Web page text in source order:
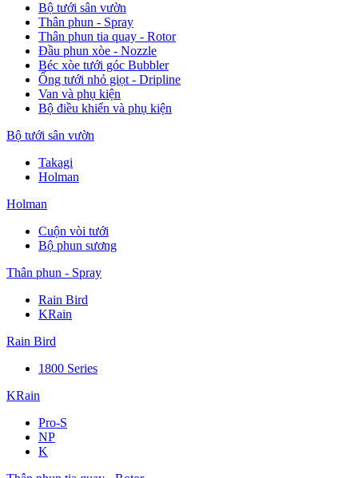
Bộ tưới sân vườn
Thân phun - Spray
Thân phun tia quay - Rotor
Đầu phun xòe - Nozzle
Béc xòe tưới góc Bubbler
Ống tưới nhỏ giọt - Dripline
Van và phụ kiện
Bộ điều khiển và phụ kiện
Bộ tưới sân vườn
Takagi
Holman
Holman
Cuộn vòi tưới
Bộ phun sương
Thân phun - Spray
Rain Bird
KRain
Rain Bird
1800 Series
KRain
Pro-S
NP
K